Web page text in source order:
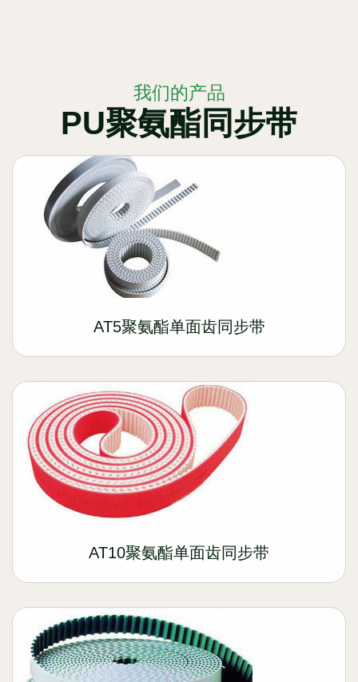
我们的产品
PU聚氨酯同步带
AT5聚氨酯单面齿同步带
AT10聚氨酯单面齿同步带